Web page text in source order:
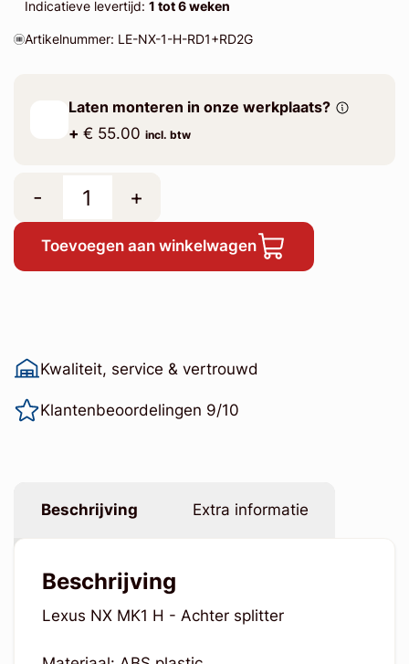
Indicatieve levertijd: 1 tot 6 weken
Artikelnummer: LE-NX-1-H-RD1+RD2G
Laten monteren in onze werkplaats?
+ € 55.00 incl. btw
- +
Toevoegen aan winkelwagen
Kwaliteit, service & vertrouwd
Klantenbeoordelingen 9/10
Beschrijving Extra informatie
Beschrijving
Lexus NX MK1 H - Achter splitter